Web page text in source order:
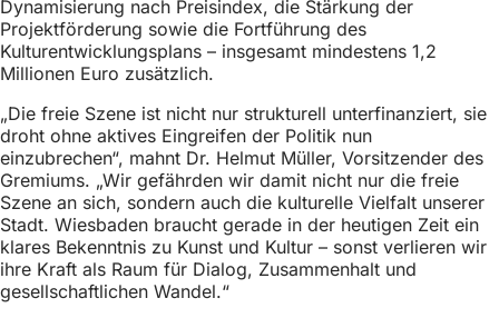
:
Dynamisierung nach Preisindex, die Stärkung der
Projektförderung sowie die Fortführung des
Kulturentwicklungsplans – insgesamt mindestens 1,2
Millionen Euro zusätzlich.
„Die freie Szene ist nicht nur strukturell unterfinanziert, sie
droht ohne aktives Eingreifen der Politik nun
einzubrechen“, mahnt Dr. Helmut Müller, Vorsitzender des
Gremiums. „Wir gefährden wir damit nicht nur die freie
Szene an sich, sondern auch die kulturelle Vielfalt unserer
Stadt. Wiesbaden braucht gerade in der heutigen Zeit ein
klares Bekenntnis zu Kunst und Kultur – sonst verlieren wir
ihre Kraft als Raum für Dialog, Zusammenhalt und
gesellschaftlichen Wandel.“